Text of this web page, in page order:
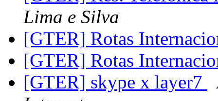
Lima e Silva
[GTER] Rotas
[GTER] Rotas
[GTER] skype x layer7